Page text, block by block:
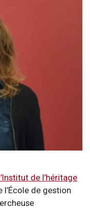
de l’héritage
l’École de gestion